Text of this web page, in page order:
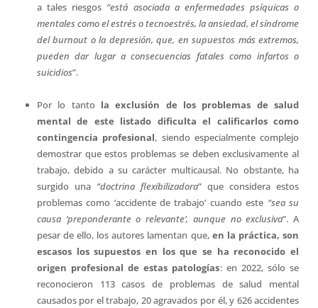
a tales riesgos “está asociada a enfermedades psíquicas o
mentales como el estrés o tecnoestrés, la ansiedad, el síndrome
del burnout o la depresión, que, en supuestos más extremos,
pueden dar lugar a consecuencias fatales como infartos o
suicidios”.
Por lo tanto la exclusión de los problemas de salud
mental de este listado dificulta el calificarlos como
contingencia profesional, siendo especialmente complejo
demostrar que estos problemas se deben exclusivamente al
trabajo, debido a su carácter multicausal. No obstante, ha
surgido una “doctrina flexibilizadora” que considera estos
problemas como ‘accidente de trabajo’ cuando este “sea su
causa ‘preponderante o relevante’, aunque no exclusiva”. A
pesar de ello, los autores lamentan que, en la práctica, son
escasos los supuestos en los que se ha reconocido el
origen profesional de estas patologías: en 2022, sólo se
reconocieron 113 casos de problemas de salud mental
causados por el trabajo, 20 agravados por él, y 626 accidentes